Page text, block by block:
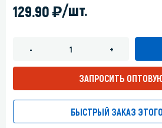
129.90)/шт.
- +
ЗАПРОСИТЬ
БЫСТРЫЙ ЗАКАЗ